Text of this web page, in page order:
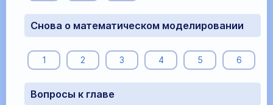
Снова о математическом моделировании
1 2 3 4 5 6
Вопросы к главе